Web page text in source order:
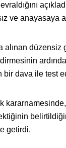
ve anayasaya
alınan
bir dava ile test
getirdi.